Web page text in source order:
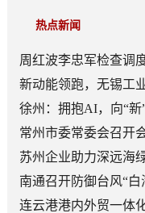
热点新闻
周红波李忠军检查调
新动能领跑，无锡工
徐州：拥抱AI，向“新
常州市委常委会召开
苏州企业助力深远海
南通召开防御台风“白
连云港港内外贸一体